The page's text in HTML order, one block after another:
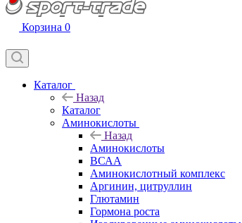
Корзина 0
Каталог
Назад
Каталог
Аминокислоты
Назад
Аминокислоты
ВСАА
Аминокислотный комплекс
Аргинин, цитруллин
Глютамин
Гормона роста